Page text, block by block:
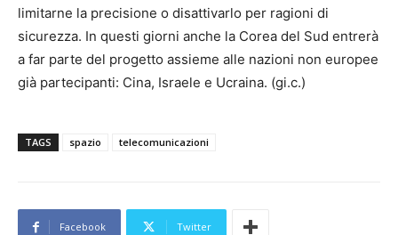
limitarne la precisione o disattivarlo per ragioni di
sicurezza. In questi giorni anche la Corea del Sud entrerà
a far parte del progetto assieme alle nazioni non europee
già partecipanti: Cina, Israele e Ucraina. (gi.c.)
TAGS spazio telecomunicazioni
Facebook Twitter